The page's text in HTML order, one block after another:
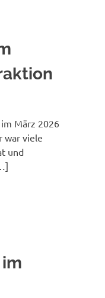
März 2026
war viele
und